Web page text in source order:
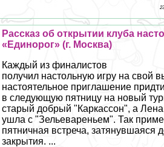
Рассказ об открытии клуба
«Единорог» (г. Москва)
Каждый из финалистов
получил настольную игру на свой
настоятельное приглашение
в следующую пятницу на новый
старый добрый "Каркассон", а
ушла с "Зельевареньем". Так
пятничная встреча, затянувшаяся
закрытия. ...